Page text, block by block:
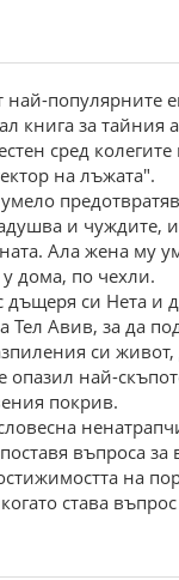
популярните
книга за тайния
сред колегите
на лъжата".
и чуждите,
Ала жена му
дома, по чехли.
дъщеря си Нета и
Тел Авив, за да
си
опазил най-
покрив.
въпроса
на
става